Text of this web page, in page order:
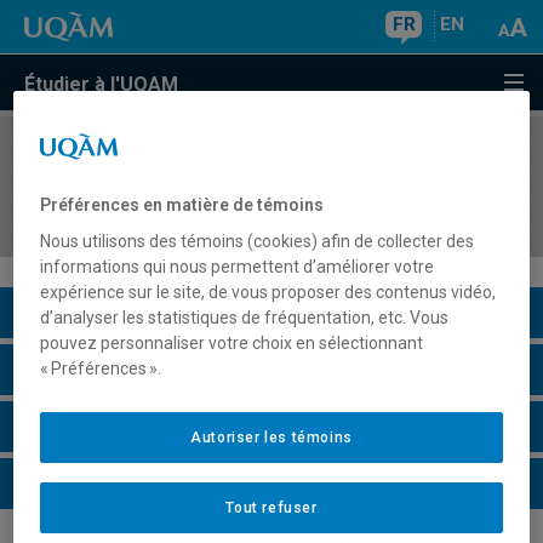
FR EN
Étudier à l'UQAM
COURS//
sociétés arabes
Description du cours
Horaire - Été 2026
Horaire - Automne 2026
Horaire - Hiver 2027
Préférences en matière de témoins
Nous utilisons des témoins (cookies) afin de collecter des
informations qui nous permettent d’améliorer votre
expérience sur le site, de vous proposer des contenus vidéo,
d’analyser les statistiques de fréquentation, etc. Vous
pouvez personnaliser votre choix en sélectionnant
« Préférences ».
Tout refuser
Autoriser les témoins